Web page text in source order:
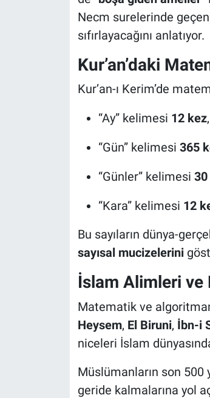
Necm surelerinde
sıfırlayacağını anlatıyor.
Kur’an’daki
Kur’an-ı Kerim’de
“Ay” kelimesi 12 kez,
“Gün” kelimesi 365
“Günler” kelimesi
“Kara” kelimesi 12
Bu sayıların dünya-
sayısal mucizelerini
İslam Alimleri
Matematik ve
Heysem, El Biruni, İbn-i
niceleri İslam
Müslümanların son 500
geride kalmalarına yol